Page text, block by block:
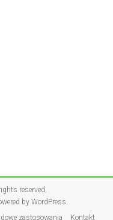
reserved.
by WordPress.
zastosowania Kontakt